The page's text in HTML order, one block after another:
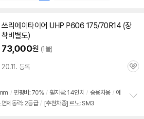
쓰리에이 타이어 UHP P606 175/70R14 (장
착비별도)
73,000원 (1몰)
20.11. 등록
관
/ 편평비: 70% / 휠지름: 14인치 / 승용차용 / 에
제동력: 2등급 / [추천차종] 르노: SM3